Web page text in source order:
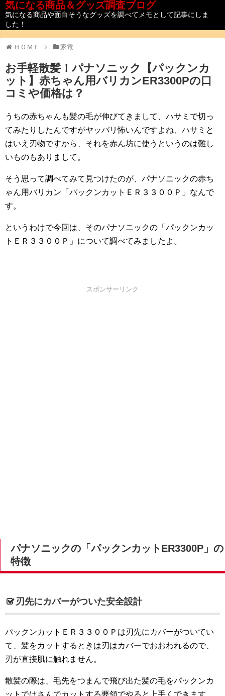
気になる商品＆グッズ調査ブログ
気になる商品や面白そうなグッズを調べてメモとして記事にしま
した！
ＨＯＭＥ 家電
お手軽散髪！パナソニック【パックンカ
ット】赤ちゃん用バリカンER3300Pの口
コミや価格は？
うちの赤ちゃんも髪の毛が伸びてきまして、ハサミで切っ
てみたりしたんですがヤッパリ怖いんですよね、ハサミと
はいえ刃物ですから、それを赤ん坊に使うというのは難し
いものもありまして。
そう思って調べてみて見つけたのが、パナソニックの赤ち
ゃん用バリカン「パックンカットＥＲ３３００Ｐ」なんで
す。
というわけで今回は、そのパナソニックの「パックンカッ
トＥＲ３３００Ｐ」について調べてみましたよ。
スポンサーリンク
パナソニックの「パックンカットER3300P」の
特徴
刃先にカバーがついた安全設計
パックンカットＥＲ３３００Ｐは刃先にカバーがついてい
て、髪をカットするときは刃はカバーでおおわれるので、
刃が直接肌に触れません。
散髪の際は、毛先をつまんで飛び出た髪の毛をパックンカ
ットではさんでカットする要領でやると上手くできます